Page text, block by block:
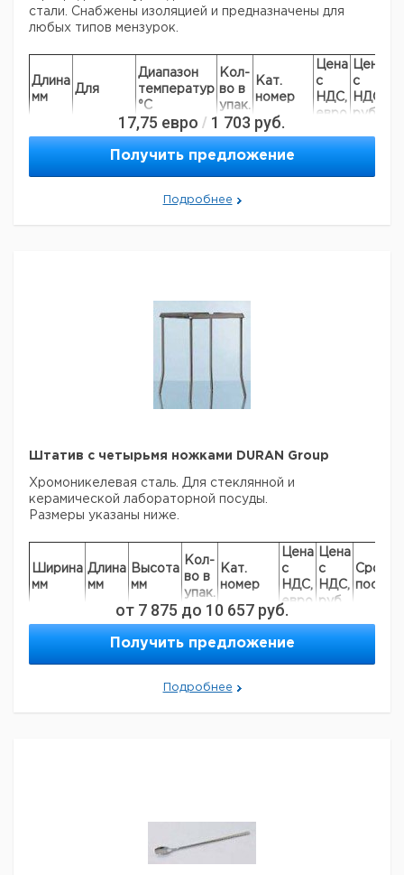
стали. Снабжены изоляцией и предназначены для
любых типов мензурок.
Длина
мм
Для
Диапазон
температур
°С
Кол-
во в
упак.
Кат.
номер
Цена
с
НДС,
евро
Цена
с
НДС,
руб
объем
стаканов
120 1 6237287
17,75 евро / 1 703 руб.
Получить предложение
Подробнее
Штатив с четырьмя ножками DURAN Group
Хромоникелевая сталь. Для стеклянной и
керамической лабораторной посуды.
Размеры указаны ниже.
Ширина
мм
Длина
мм
Высота
мм
Кол-
во в
упак.
Кат.
номер
Цена
с
НДС,
евро
Цена
с
НДС,
руб
Срок
135 135 220 1
9034553
220
9034557
175
175 220 1 9034558
от 7 875 до 10 657 руб.
Получить предложение
Подробнее